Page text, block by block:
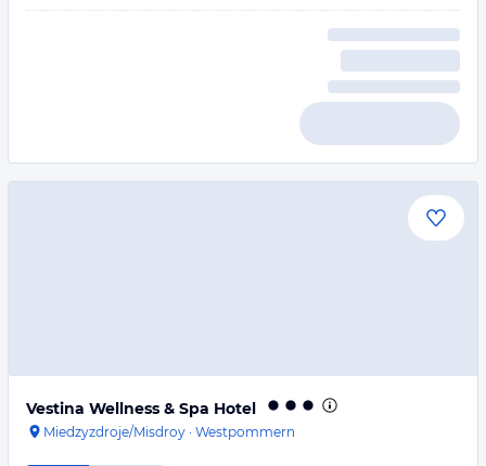
Vestina Wellness & Spa Hotel
Miedzyzdroje/Misdroy · Westpommern